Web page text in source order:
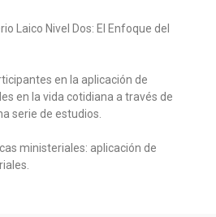
Laico Nivel Dos: El Enfoque del
en la aplicación de
en la vida cotidiana a través de
serie de estudios.
ministeriales: aplicación de